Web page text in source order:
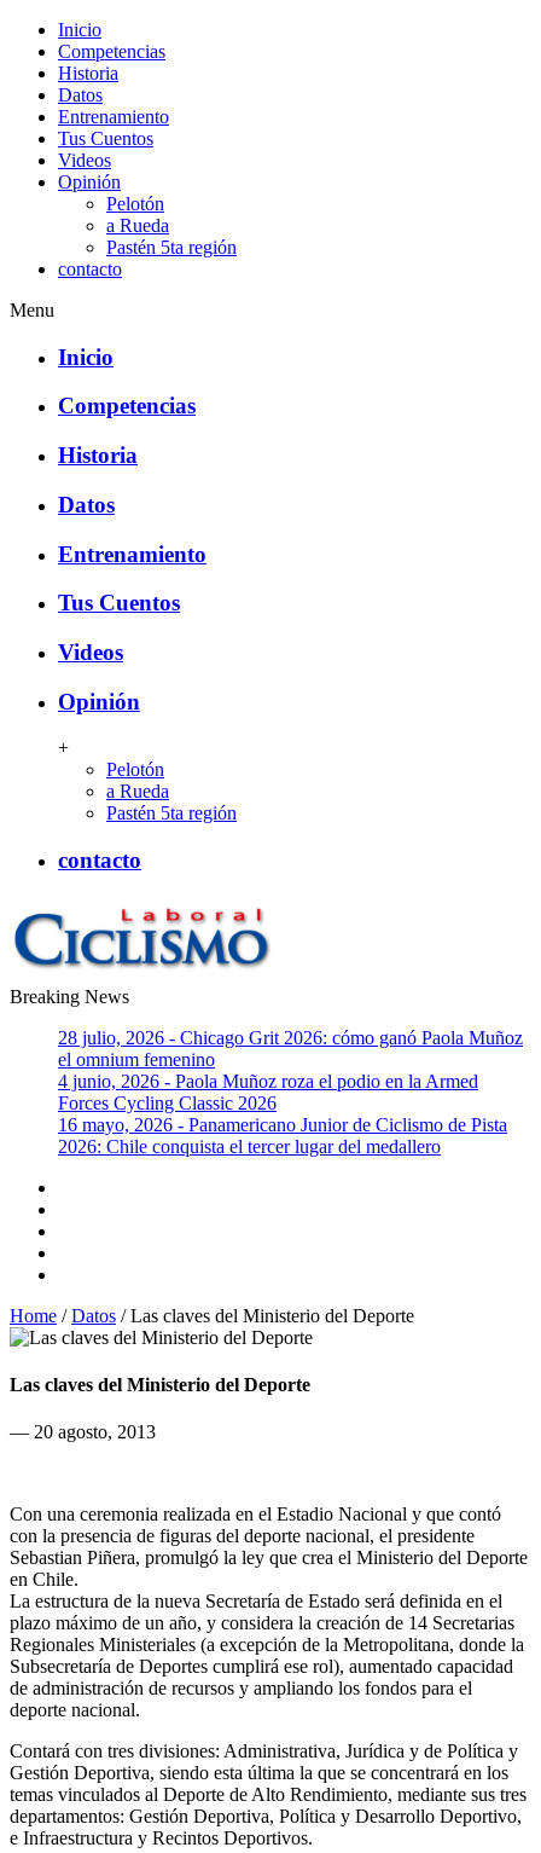
Inicio
Competencias
Historia
Datos
Entrenamiento
Tus Cuentos
Videos
Opinión
Pelotón
a Rueda
Pastén 5ta región
contacto
Menu
Inicio
Competencias
Historia
Datos
Entrenamiento
Tus Cuentos
Videos
Opinión
+
Pelotón
a Rueda
Pastén 5ta región
contacto
CiclismoLaboral
Breaking News
28 julio, 2026 - Chicago Grit 2026: cómo ganó Paola Muñoz
el omnium femenino
4 junio, 2026 - Paola Muñoz roza el podio en la Armed
Forces Cycling Classic 2026
16 mayo, 2026 - Panamericano Junior de Ciclismo de Pista
2026: Chile conquista el tercer lugar del medallero
Home /Datos /Las claves del Ministerio del Deporte
Las claves del Ministerio del Deporte
— 20 agosto, 2013
Con una ceremonia realizada en el Estadio Nacional y que contó
con la presencia de figuras del deporte nacional, el presidente
Sebastian Piñera, promulgó la ley que crea el Ministerio del Deporte
en Chile.
La estructura de la nueva Secretaría de Estado será definida en el
plazo máximo de un año, y considera la creación de 14 Secretarias
Regionales Ministeriales (a excepción de la Metropolitana, donde la
Subsecretaría de Deportes cumplirá ese rol), aumentado capacidad
de administración de recursos y ampliando los fondos para el
deporte nacional.
Contará con tres divisiones: Administrativa, Jurídica y de Política y
Gestión Deportiva, siendo esta última la que se concentrará en los
temas vinculados al Deporte de Alto Rendimiento, mediante sus tres
departamentos: Gestión Deportiva, Política y Desarrollo Deportivo,
e Infraestructura y Recintos Deportivos.